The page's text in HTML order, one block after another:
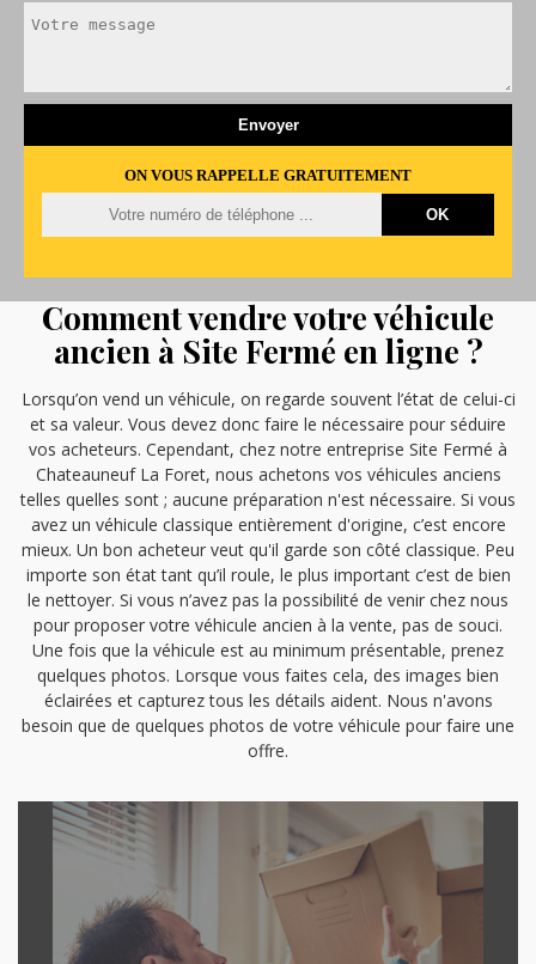
ON VOUS RAPPELLE GRATUITEMENT
Comment vendre votre véhicule
ancien à Site Fermé en ligne ?
Lorsqu’on vend un véhicule, on regarde souvent l’état de celui-ci
et sa valeur. Vous devez donc faire le nécessaire pour séduire
vos acheteurs. Cependant, chez notre entreprise Site Fermé à
Chateauneuf La Foret, nous achetons vos véhicules anciens
telles quelles sont ; aucune préparation n'est nécessaire. Si vous
avez un véhicule classique entièrement d'origine, c’est encore
mieux. Un bon acheteur veut qu'il garde son côté classique. Peu
importe son état tant qu’il roule, le plus important c’est de bien
le nettoyer. Si vous n’avez pas la possibilité de venir chez nous
pour proposer votre véhicule ancien à la vente, pas de souci.
Une fois que la véhicule est au minimum présentable, prenez
quelques photos. Lorsque vous faites cela, des images bien
éclairées et capturez tous les détails aident. Nous n'avons
besoin que de quelques photos de votre véhicule pour faire une
offre.